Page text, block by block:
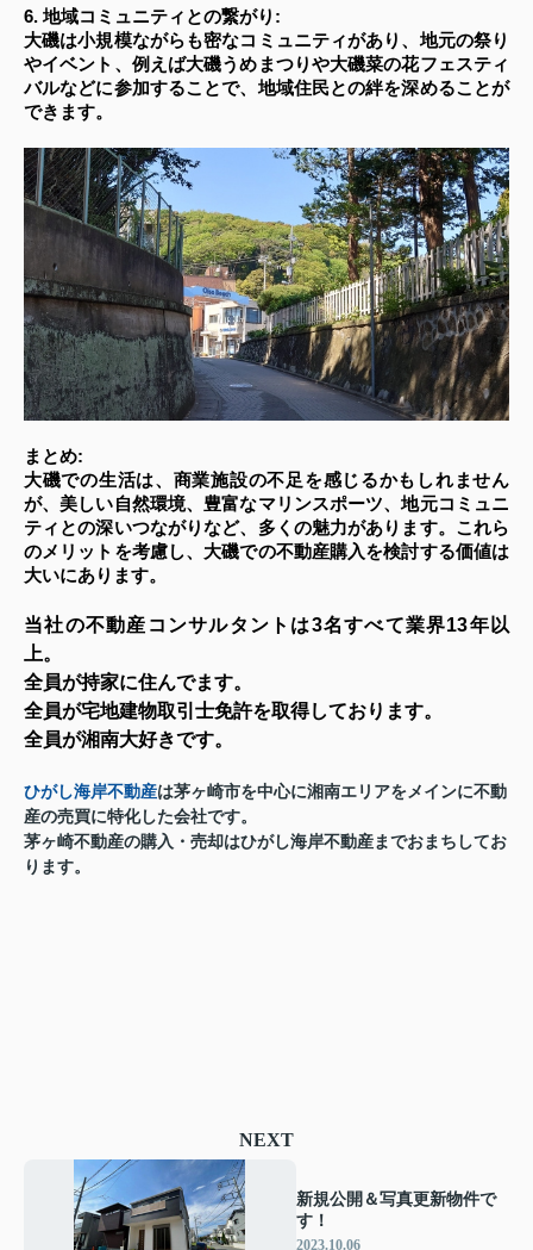
6. 地域コミュニティとの繋がり:
大磯は小規模ながらも密なコミュニティがあり、地元の祭り
やイベント、例えば大磯うめまつりや大磯菜の花フェスティ
バルなどに参加することで、地域住民との絆を深めることが
できます。
まとめ:
大磯での生活は、商業施設の不足を感じるかもしれません
が、美しい自然環境、豊富なマリンスポーツ、地元コミュニ
ティとの深いつながりなど、多くの魅力があります。これら
のメリットを考慮し、大磯での不動産購入を検討する価値は
大いにあります。
当社の不動産コンサルタントは3名すべて業界13年以
上。
全員が持家に住んでます。
全員が宅地建物取引士免許を取得しております。
全員が湘南大好きです。
ひがし海岸不動産は茅ヶ崎市を中心に湘南エリアをメインに不動
産の売買に特化した会社です。
茅ヶ崎不動産の購入・売却はひがし海岸不動産までおまちしてお
ります。
NEXT
新規公開＆写真更新物件で
す！
2023.10.06